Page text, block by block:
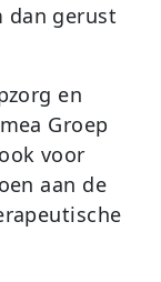
dan gerust
en
Groep
voor
aan de